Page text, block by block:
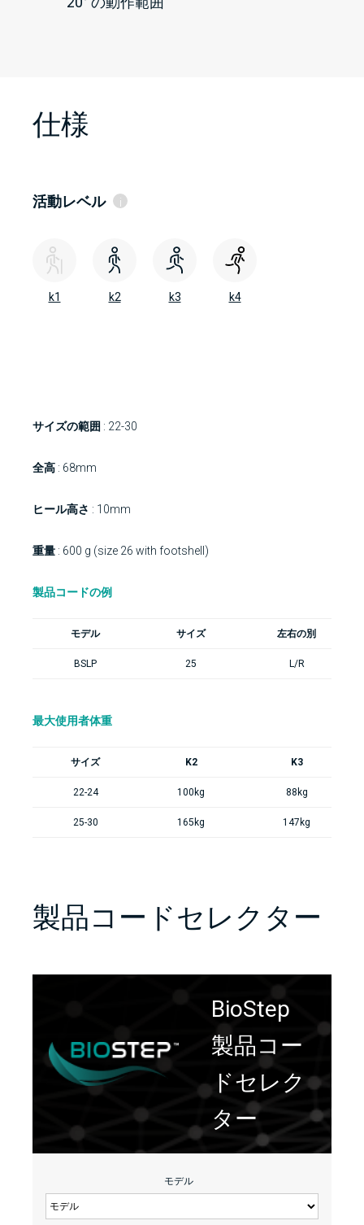
仕様
活動レベル i
低活動レベル
低～中活動レベル
k1 k2 k3 k4
サイズの範囲 : 22-30
全高 : 68mm
ヒール高さ : 10mm
重量 : 600 g (size 26 with footshell)
製品コードの例
モデル サイズ 左右の別
BSLP 25 L/R
最大使用者体重
サイズ K2 K3
22-24 100kg 88kg
25-30 165kg 147kg
製品コードセレクター
BioStep
製品コー
ドセレク
ター
モデル